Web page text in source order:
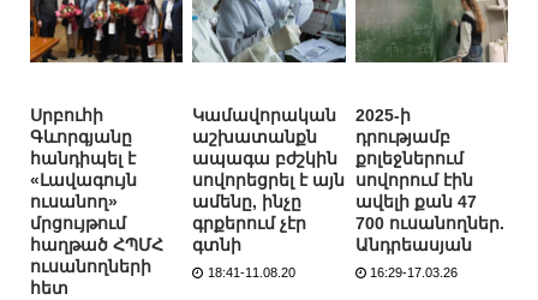
Սրբուհի
Գևորգյանը
հանդիպել է
«Լավագույն
ուսանող»
մրցույթում
հաղթած ՀՊՄՀ
ուսանողների
հետ
Կամավորական
աշխատանքն
ապագա բժշկին
սովորեցրել է այն
ամենը, ինչը
գրքերում չէր
գտնի
18:41-11.08.20
2025-ի
դրությամբ
քոլեջներում
սովորում էին
ավելի քան 47
700 ուսանողներ.
Անդրեասյան
16:29-17.03.26